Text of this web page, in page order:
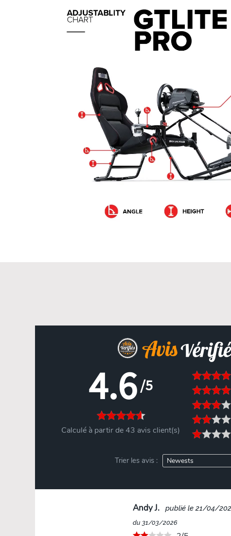
4.6/5
Calculé à partir de 43 avis client(s)
Trier les avis :
Andy J. publié le 21/04/
du 31/03/2026